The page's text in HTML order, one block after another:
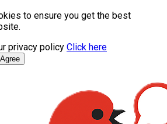
to ensure you get the best
privacy policy Click here
I Agree